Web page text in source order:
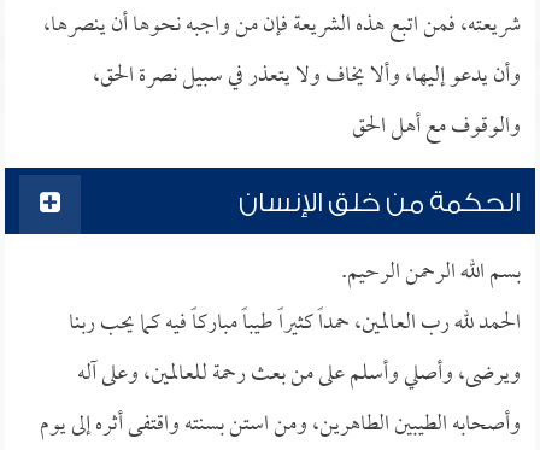
شريعته، فمن اتبع هذه الشريعة فإن من واجبه نحوها أن ينصرها،
وأن يدعو إليها، وألا يخاف ولا يتعذر في سبيل نصرة الحق،
والوقوف مع أهل الحق
الحكمة من خلق الإنسان
بسم الله الرحمن الرحيم.
الحمد لله رب العالمين، حمداً كثيراً طيباً مباركاً فيه كما يحب ربنا
ويرضى، وأصلي وأسلم على من بعث رحمة للعالمين، وعلى آله
وأصحابه الطيبين الطاهرين، ومن استن بسنته واقتفى أثره إلى يوم